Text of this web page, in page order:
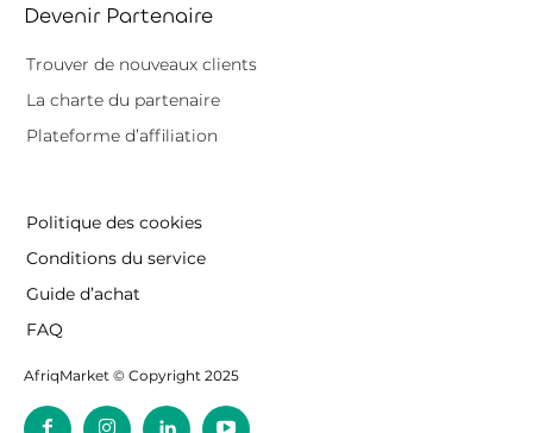
Devenir Partenaire
Trouver de nouveaux clients
La charte du partenaire
Plateforme d’affiliation
Politique des cookies
Conditions du service
Guide d’achat
FAQ
AfriqMarket © Copyright 2025